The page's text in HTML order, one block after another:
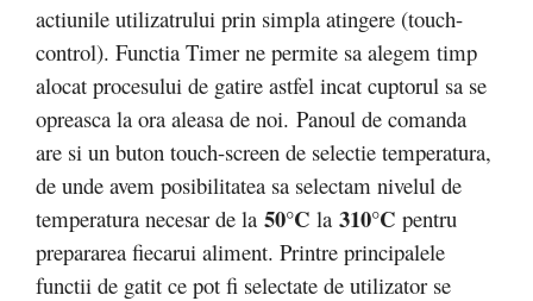
actiunile utilizatrului prin simpla atingere (touch-
control). Functia Timer ne permite sa alegem timp
alocat procesului de gatire astfel incat cuptorul sa se
opreasca la ora aleasa de noi. Panoul de comanda
are si un buton touch-screen de selectie temperatura,
de unde avem posibilitatea sa selectam nivelul de
temperatura necesar de la 50°C la 310°C pentru
prepararea fiecarui aliment. Printre principalele
functii de gatit ce pot fi selectate de utilizator se